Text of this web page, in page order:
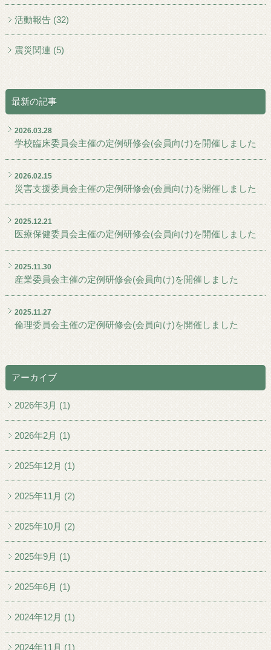
活動報告 (32)
震災関連 (5)
最新の記事
2026.03.28
学校臨床委員会主催の定例研修会(会員向け)を開催しました
2026.02.15
災害支援委員会主催の定例研修会(会員向け)を開催しました
2025.12.21
医療保健委員会主催の定例研修会(会員向け)を開催しました
2025.11.30
産業委員会主催の定例研修会(会員向け)を開催しました
2025.11.27
倫理委員会主催の定例研修会(会員向け)を開催しました
アーカイブ
2026年3月 (1)
2026年2月 (1)
2025年12月 (1)
2025年11月 (2)
2025年10月 (2)
2025年9月 (1)
2025年6月 (1)
2024年12月 (1)
2024年11月 (1)